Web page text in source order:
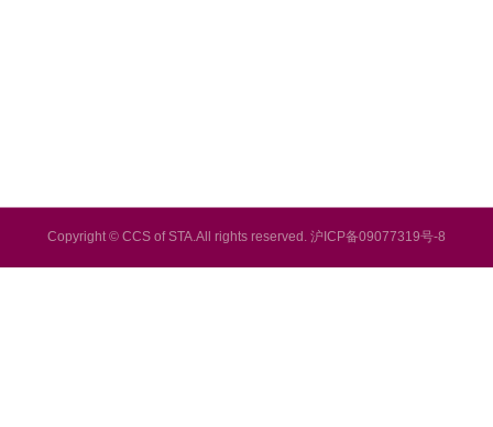
Copyright © CCS of STA.All rights reserved. 沪ICP备09077319号-8